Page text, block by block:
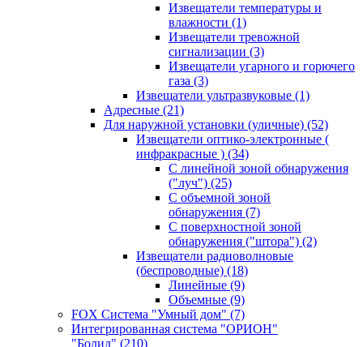
Извещатели температуры и
влажности (1)
Извещатели тревожной
сигнализации (3)
Извещатели угарного и горючего
газа (3)
Извещатели ультразвуковые (1)
Адресные (21)
Для наружной установки (уличные) (52)
Извещатели оптико-электронные (
инфракрасные ) (34)
С линейной зоной обнаружения
("луч") (25)
С объемной зоной
обнаружения (7)
С поверхностной зоной
обнаружения ("штора") (2)
Извещатели радиоволновые
(беспроводные) (18)
Линейные (9)
Объемные (9)
FOX Система "Умный дом" (7)
Интегрированная система "ОРИОН"
"Болид" (210)